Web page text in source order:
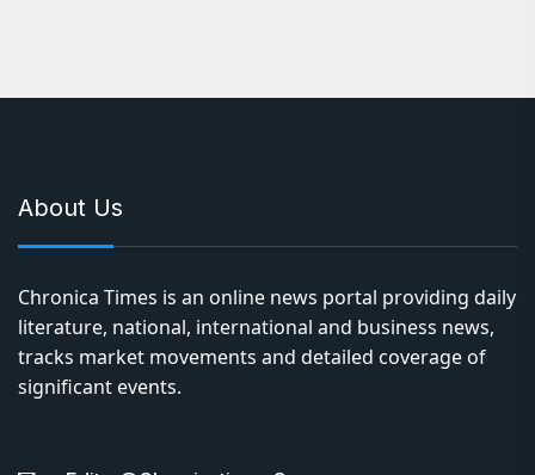
About Us
Chronica Times is an online news portal providing daily
literature, national, international and business news,
tracks market movements and detailed coverage of
significant events.